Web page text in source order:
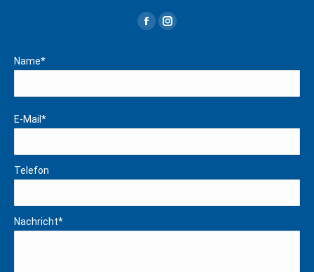
FacebookInstagram
Name*
E-Mail*
Telefon
Nachricht*